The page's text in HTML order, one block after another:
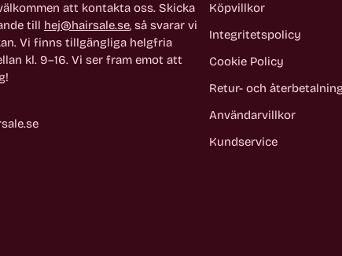
att kontakta oss. Skicka
till hej@hairsale.se, så svarar vi
Vi finns tillgängliga helgfria
kl. 9–16. Vi ser fram emot att
Köpvillkor
Integritetspolicy
Cookie Policy
Retur- och
Användarvillkor
Kundservice